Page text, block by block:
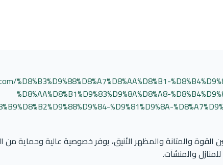
%D8%B3%D9%88%D8%A7%D8%AA%D8%B1-
%D8%AA%D8%B1%D9%83%D9%8A%D8%A8-
%D9%81%D9%8A-
القوة والمتانة والمظهر الأنيق، يوفر خصوصية عالية وحماية
والمنشآت.